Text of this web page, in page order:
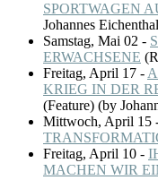
SPORTWAGEN
Johannes
Samstag, Mai 02 -
ERWACHSENE (
Freitag, April 17 -
KRIEG IN DER
(Feature) (by
Mittwoch, April 15
Freitag, April 10 -
MACHEN WIR